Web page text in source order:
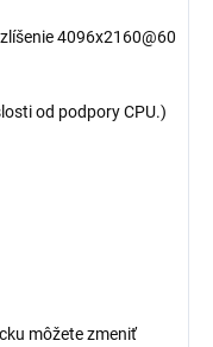
4096x2160@60
od podpory CPU.)
môžete zmeniť